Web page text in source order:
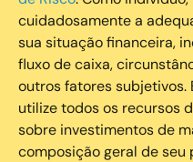
cuidadosamente a
sua situação financeira,
fluxo de caixa,
outros fatores subjetivos.
utilize todos os recursos
sobre investimentos de
composição geral de seu